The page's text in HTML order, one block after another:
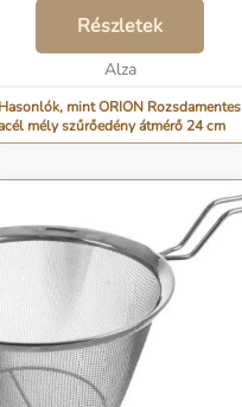
Részletek
Alza
Hasonlók, mint ORION Rozsdamentes
mély szűrőedény átmérő 24 cm